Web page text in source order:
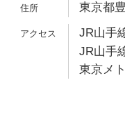
東京都
JR山手
JR山手
東京メ